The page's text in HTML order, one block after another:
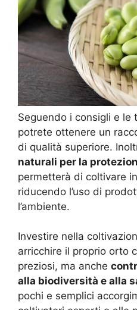
Seguendo i consigli e le
potrete ottenere un
di qualità superiore.
naturali per la
permetterà di coltivare
riducendo l’uso di
l’ambiente.
Investire nella
arricchire il proprio orto
preziosi, ma anche
alla biodiversità e alla
pochi e semplici